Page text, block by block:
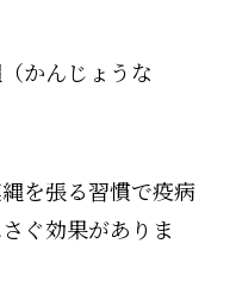
かんじょうな
を張る習慣で疫病
ぐ効果がありま